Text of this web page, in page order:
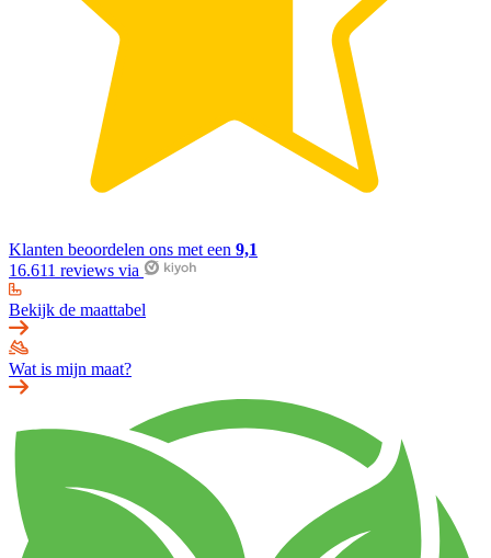
Klanten beoordelen ons met een 9,1
16.611 reviews via
Bekijk de maattabel
Wat is mijn maat?